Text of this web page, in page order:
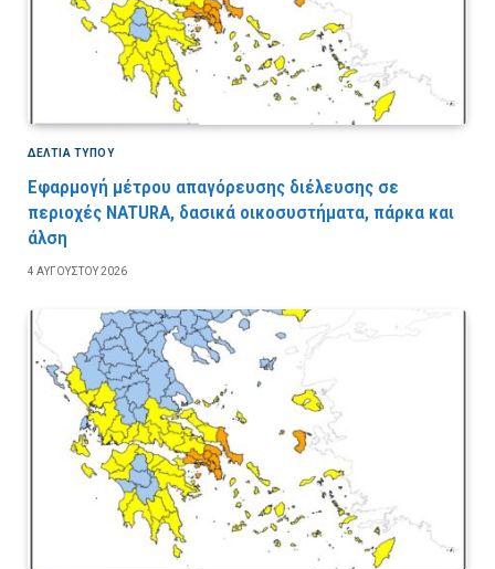
ΔΕΛΤΙΑ ΤΥΠΟΥ
Εφαρμογή μέτρου απαγόρευσης διέλευσης σε
περιοχές NATURA, δασικά οικοσυστήματα, πάρκα και
άλση
4 ΑΥΓΟΎΣΤΟΥ 2026